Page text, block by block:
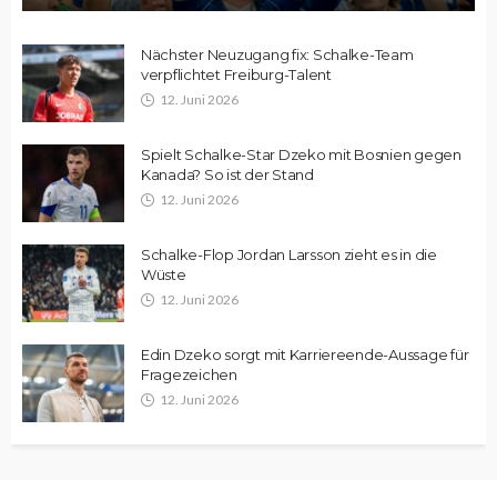
Nächster Neuzugang fix: Schalke-Team
verpflichtet Freiburg-Talent
12. Juni 2026
Spielt Schalke-Star Dzeko mit Bosnien gegen
Kanada? So ist der Stand
12. Juni 2026
Schalke-Flop Jordan Larsson zieht es in die
Wüste
12. Juni 2026
Edin Dzeko sorgt mit Karriereende-Aussage für
Fragezeichen
12. Juni 2026